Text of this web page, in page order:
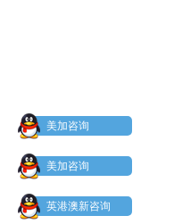
美加咨询
美加咨询
英港澳新咨询